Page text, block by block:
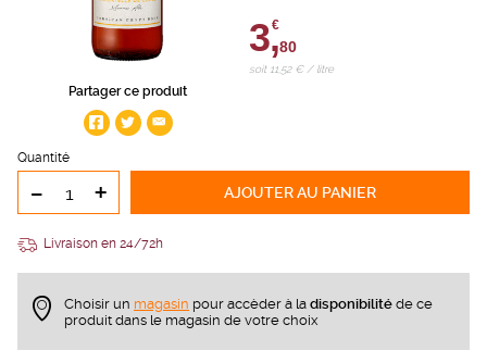
Partager ce produit
3,
€
80
soit 11,52 € / litre
Quantité
- + AJOUTERAU PANIER
Livraison en 24/72h
Choisir un magasin pour accèder à la disponibilité de ce
produit dans le magasin de votre choix